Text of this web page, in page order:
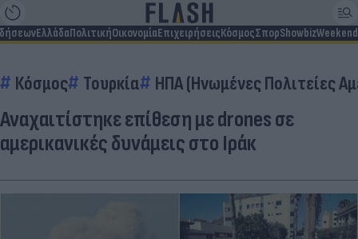
ΕλλάδαΠολιτικήΟικονομίαΕπιχειρήσειςΚόσμοςΣπορShowbizWeekend
Κόσμος Τουρκία ΗΠΑ (Ηνωμένες Πολιτείες
Αναχαιτίστηκε επίθεση με drones σε
αμερικανικές δυνάμεις στο Ιράκ